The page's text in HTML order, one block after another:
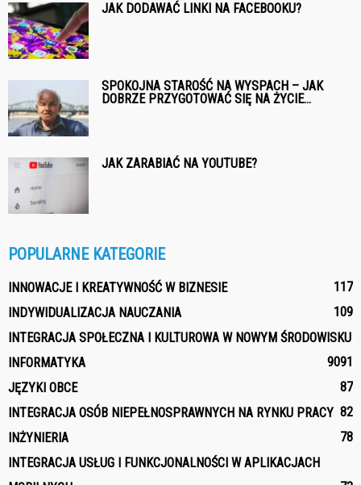
JAK DODAWAĆ LINKI NA FACEBOOKU?
SPOKOJNA STAROŚĆ NA WYSPACH – JAK
DOBRZE PRZYGOTOWAĆ SIĘ NA ŻYCIE...
JAK ZARABIAĆ NA YOUTUBE?
POPULARNE KATEGORIE
INNOWACJE I KREATYWNOŚĆ W BIZNESIE
117
INDYWIDUALIZACJA NAUCZANIA
109
INTEGRACJA SPOŁECZNA I KULTUROWA W NOWYM ŚRODOWISKU
91
INFORMATYKA
90
JĘZYKI OBCE
87
INTEGRACJA OSÓB NIEPEŁNOSPRAWNYCH NA RYNKU PRACY 82
INŻYNIERIA
78
INTEGRACJA USŁUG I FUNKCJONALNOŚCI W APLIKACJACH